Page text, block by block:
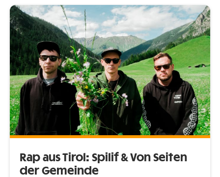
Rap aus Tirol: Spilif & Von Seiten
der Gemeinde